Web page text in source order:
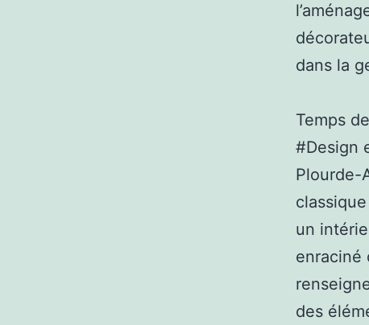
dans la
Temps
#Design
Plourde-
un
enraciné
des